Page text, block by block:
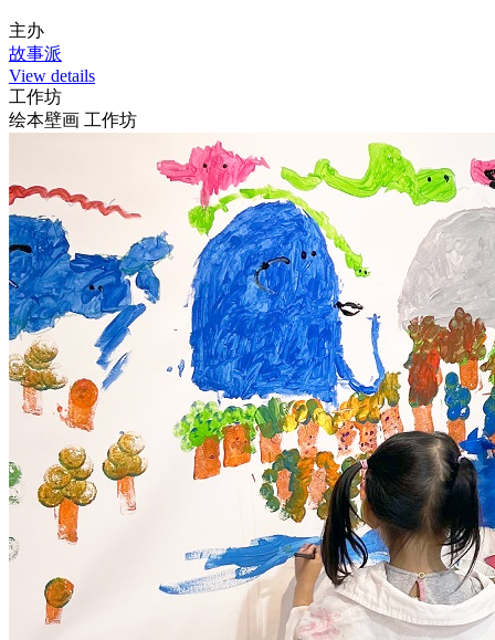
主办
故事派
View details
工作坊
绘本壁画 工作坊